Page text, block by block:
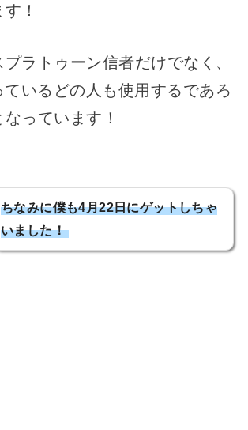
！
ラトゥーン信者だけでなく、
いるどの人も使用するであろ
っています！
ちなみに僕も4月22日にゲットしちゃ
いました！